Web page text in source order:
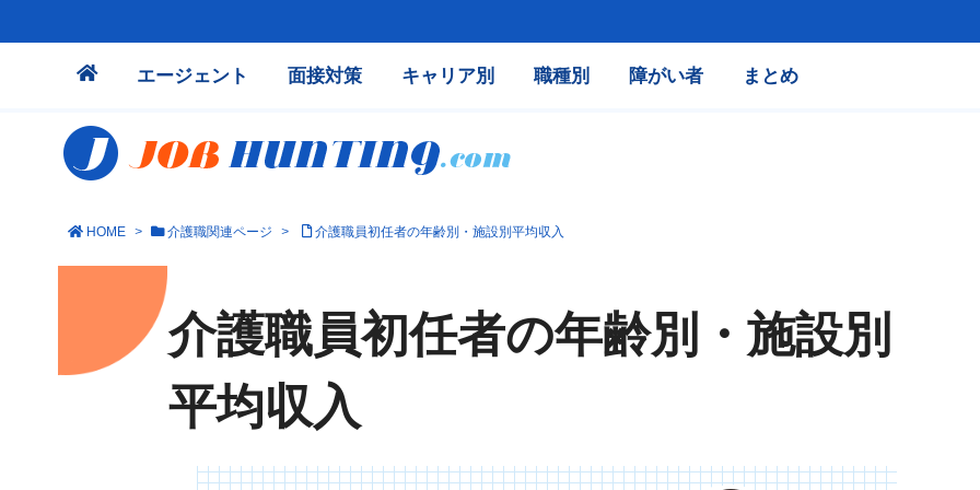
エージェント 面接対策 キャリア別 職種別 障がい者 まとめ
HOME > 介護職関連ページ > 介護職員初任者の年齢別・施設別平均収入
介護職員初任者の年齢別・施設別
平均収入